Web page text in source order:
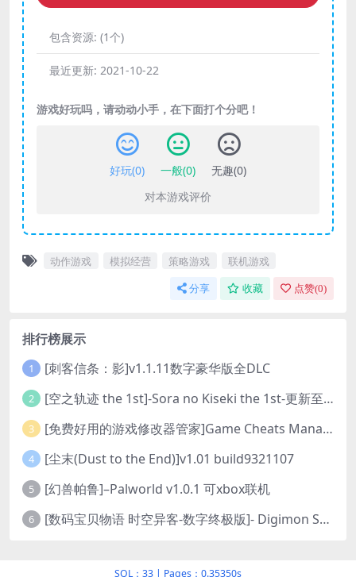
包含资源: (1个)
最近更新: 2021-10-22
游戏好玩吗，请动动小手，在下面打个分吧！
好玩(0) 一般(0) 无趣(0)
对本游戏评价
动作游戏 模拟经营 策略游戏 联机游戏
分享 收藏 点赞(0)
排行榜展示
1 [刺客信条：影]v1.1.11数字豪华版全DLC
2 [空之轨迹 the 1st]-Sora no Kiseki the 1st-更新至v1.06.4-全DLC
3 [免费好用的游戏修改器管家]Game Cheats Manager
4 [尘末(Dust to the End)]v1.01 build9321107
5 [幻兽帕鲁]–Palworld v1.0.1 可xbox联机
6 [数码宝贝物语 时空异客-数字终极版]- Digimon Story Time Stranger-Build.23514637
SQL：33 | Pages：0.35350s